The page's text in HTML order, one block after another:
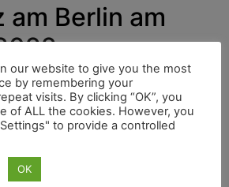
am Berlin am
zu
im Bahnwesen
jährliche
2022 in Berlin statt – speziell für die
our website to give you the most
by remembering your
visits. By clicking “OK”, you
of ALL the cookies. However, you
to provide a controlled
OK